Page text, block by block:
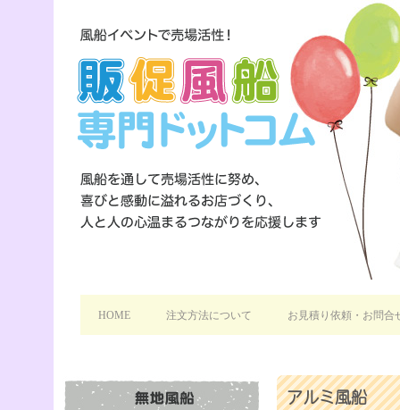
HOME 注文方法について お見積り依頼・お問合
アルミ風船